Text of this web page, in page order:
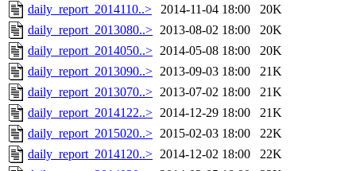
daily_report_2014110..>
2014-11-04 18:00
20K
daily_report_2013080..> 2013-08-02 18:00
20K
daily_report_2014050..> 2014-05-08 18:00
20K
daily_report_2013090..> 2013-09-03 18:00
21K
daily_report_2013070..> 2013-07-02 18:00
21K
daily_report_2014122..> 2014-12-29 18:00
21K
daily_report_2015020..> 2015-02-03 18:00
22K
daily_report_2014120..> 2014-12-02 18:00
22K